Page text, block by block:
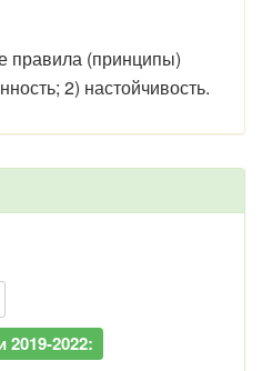
правила (принципы)
2) настойчивость.
2019-2022: